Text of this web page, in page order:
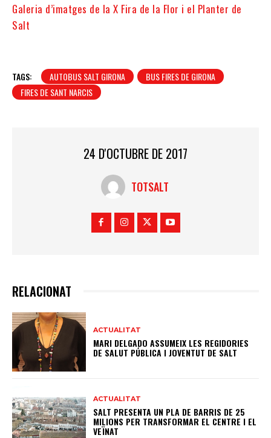
Galeria d’imatges de la X Fira de la Flor i el Planter de
Salt
TAGS: AUTOBUS SALT GIRONA
BUS FIRES DE GIRONA
FIRES DE SANT NARCIS
24 D'OCTUBRE DE 2017
TOTSALT
RELACIONAT
ACTUALITAT
MARI DELGADO ASSUMEIX LES REGIDORIES
DE SALUT PÚBLICA I JOVENTUT DE SALT
ACTUALITAT
SALT PRESENTA UN PLA DE BARRIS DE 25
MILIONS PER TRANSFORMAR EL CENTRE I EL
VEÏNAT